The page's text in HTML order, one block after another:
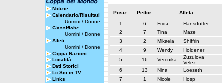
Notizie
Calendario/Risultati
Uomini / Donne
Classifiche
Uomini / Donne
Atleti
Uomini / Donne
Coppa Nazioni
Località
Dati Storici
Lo Sci in TV
Links
Posiz. Pettor.
Atleta
1
6 Frida
Hansdotter
2
7 Tina
Maze
3
2 Mikaela
Shiffrin
4
9 Wendy
Holdener
5
16 Veronika
Zuzulova
Velez
6
13 Nina
Loeseth
7
1 Nicole
Hosp